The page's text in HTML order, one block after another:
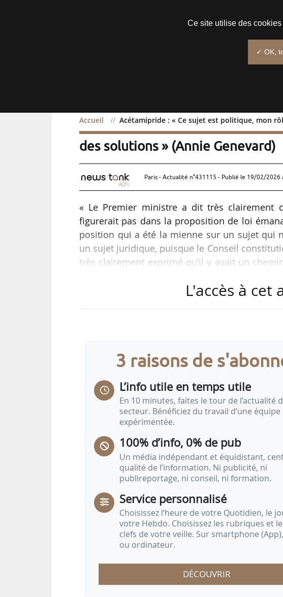
Accueil Acétamipride : « Ce sujet est politique, mon
Acétamipride : « Ce sujet est
des solutions » (Annie Genevard)
Paris - Actualité n°431115 - Publié le 19/02/2026
« Le Premier ministre a dit très clairement
figurerait pas dans la proposition de loi
position qui a été la mienne sur un sujet qui
un sujet juridique, puisque le Conseil
très clairement exprimé qu’il y avait un
traitement », déclare Annie Genevard,
L'accès à cet
3 raisons de
L’info utile en temps utile
En 10 minutes, faites le tour de l’actualité
secteur. Bénéficiez du travail d’une équipe
expérimentée.
100% d’info, 0% de pub
Un média indépendant et équidistant,
qualité de l’information. Ni publicité, ni
publireportage, ni conseil, ni formation.
Service personnalisé
Choisissez l‘heure de votre Quotidien, le
votre Hebdo. Choisissez les rubriques et
clefs de votre veille. Sur smartphone
ou ordinateur.
DÉCOUVRIR
Ce site utilise des
✓ OK,